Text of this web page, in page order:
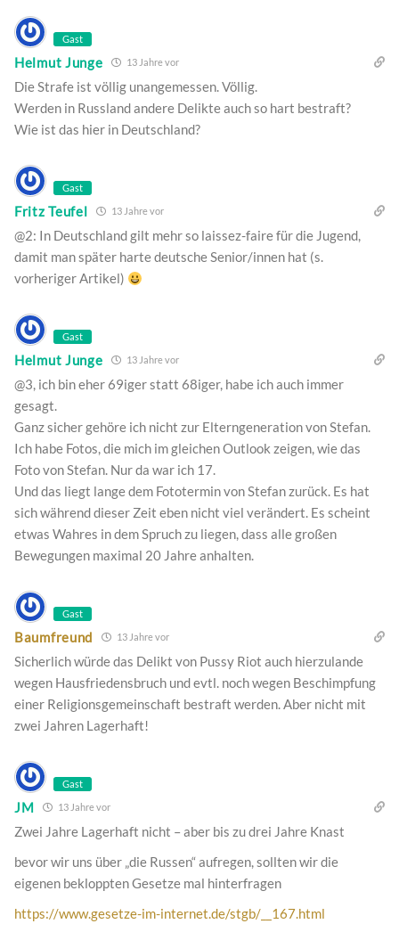
Gast
Helmut Junge 13 Jahre vor
Die Strafe ist völlig unangemessen. Völlig.
Werden in Russland andere Delikte auch so hart bestraft?
Wie ist das hier in Deutschland?
Gast
Fritz Teufel 13 Jahre vor
@2: In Deutschland gilt mehr so laissez-faire für die Jugend,
damit man später harte deutsche Senior/innen hat (s.
vorheriger Artikel)
Gast
Helmut Junge 13 Jahre vor
@3, ich bin eher 69iger statt 68iger, habe ich auch immer
gesagt.
Ganz sicher gehöre ich nicht zur Elterngeneration von Stefan.
Ich habe Fotos, die mich im gleichen Outlook zeigen, wie das
Foto von Stefan. Nur da war ich 17.
Und das liegt lange dem Fototermin von Stefan zurück. Es hat
sich während dieser Zeit eben nicht viel verändert. Es scheint
etwas Wahres in dem Spruch zu liegen, dass alle großen
Bewegungen maximal 20 Jahre anhalten.
Gast
Baumfreund 13 Jahre vor
Sicherlich würde das Delikt von Pussy Riot auch hierzulande
wegen Hausfriedensbruch und evtl. noch wegen Beschimpfung
einer Religionsgemeinschaft bestraft werden. Aber nicht mit
zwei Jahren Lagerhaft!
Gast
JM 13 Jahre vor
Zwei Jahre Lagerhaft nicht – aber bis zu drei Jahre Knast
bevor wir uns über „die Russen“ aufregen, sollten wir die
eigenen bekloppten Gesetze mal hinterfragen
https://www.gesetze-im-internet.de/stgb/__167.html